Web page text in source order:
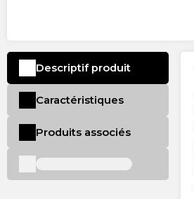
Descriptif produit
Caractéristiques
Produits associés